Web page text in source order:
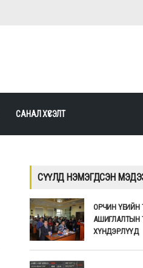
САНАЛ ХҮСЭЛТ
СҮҮЛД НЭМЭГДСЭН
ОРЧИН ҮЕИЙН
АШИГЛАЛТЫН
ХҮНДЭРЛҮҮД